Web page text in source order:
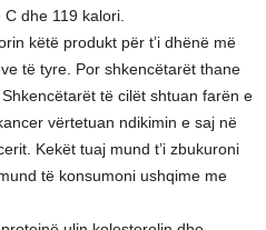
dhe 119 kalori.
këtë produkt për t’i dhënë më
të tyre. Por shkencëtarët thane
të cilët shtuan farën e
vërtetuan ndikimin e saj në
Kekët tuaj mund t’i zbukuroni
të konsumoni ushqime me